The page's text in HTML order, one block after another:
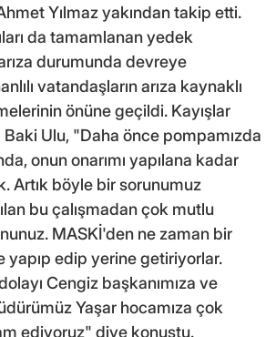
Yılmaz yakından takip etti.
da tamamlanan yedek
durumunda devreye
vatandaşların arıza kaynaklı
önüne geçildi. Kayışlar
Baki Ulu, "Daha önce pompamızda
onun onarımı yapılana kadar
Artık böyle bir sorunumuz
bu çalışmadan çok mutlu
MASKİ'den ne zaman bir
yapıp edip yerine getiriyorlar.
Cengiz başkanımıza ve
Yaşar hocamıza çok
ediyoruz" diye konuştu.